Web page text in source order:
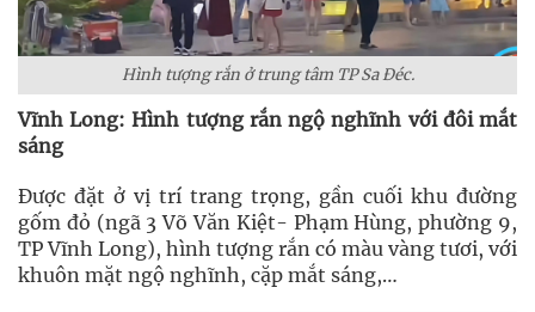
Hình tượng rắn ở trung tâm TP Sa Đéc.
Vĩnh Long: Hình tượng rắn ngộ nghĩnh với đôi mắt
sáng
Được đặt ở vị trí trang trọng, gần cuối khu đường
gốm đỏ (ngã 3 Võ Văn Kiệt- Phạm Hùng, phường 9,
TP Vĩnh Long), hình tượng rắn có màu vàng tươi, với
khuôn mặt ngộ nghĩnh, cặp mắt sáng,…